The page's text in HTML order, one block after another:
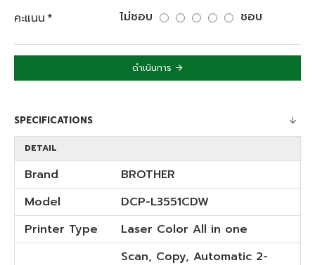
คะแนน
ไม่ชอบ ชอบ
ดำเนินการ
SPECIFICATIONS
DETAIL
Brand
BROTHER
Model
DCP-L3551CDW
Printer Type
Laser Color All in one
Scan, Copy, Automatic 2-